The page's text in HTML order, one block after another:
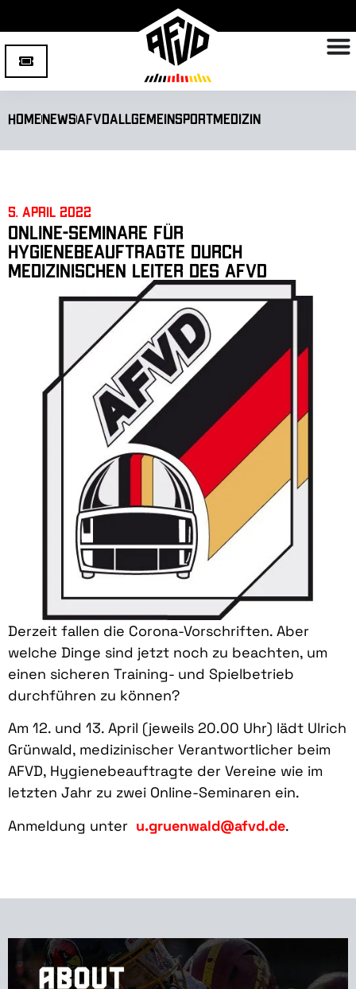
HomeNewsAFVDAllgemeinSportmedizin
5. April 2022
Online-Seminare für
Hygienebeauftragte durch
medizinischen Leiter des AFVD
Derzeit fallen die Corona-Vorschriften. Aber
welche Dinge sind jetzt noch zu beachten, um
einen sicheren Training- und Spielbetrieb
durchführen zu können?
Am 12. und 13. April (jeweils 20.00 Uhr) lädt Ulrich
Grünwald, medizinischer Verantwortlicher beim
AFVD, Hygienebeauftragte der Vereine wie im
letzten Jahr zu zwei Online-Seminaren ein.
Anmeldung unter u.gruenwald@afvd.de.